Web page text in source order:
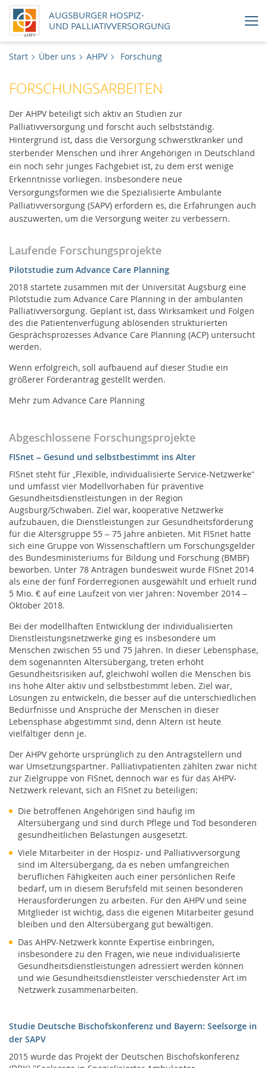
AUGSBURGER HOSPIZ-
UND PALLIATIVVERSORGUNG
Aktuelles
Handlungsfelder
Über uns
Uns unterstützen
Karriere
Newsletter
Online-Shop
Kontakt
Der AHPV
Jetzt spenden
AGB
Datenschutz
Start Über uns AHPV Forschung
FORSCHUNGSARBEITEN
Der AHPV beteiligt sich aktiv an Studien zur
Palliativversorgung und forscht auch selbstständig.
Hintergrund ist, dass die Versorgung schwerstkranker und
sterbender Menschen und ihrer Angehörigen in Deutschland
ein noch sehr junges Fachgebiet ist, zu dem erst wenige
Erkenntnisse vorliegen. Insbesondere neue
Versorgungsformen wie die Spezialisierte Ambulante
Palliativversorgung (SAPV) erfordern es, die Erfahrungen auch
auszuwerten, um die Versorgung weiter zu verbessern.
Laufende Forschungsprojekte
Pilotstudie zum Advance Care Planning
2018 startete zusammen mit der Universität Augsburg eine
Pilotstudie zum Advance Care Planning in der ambulanten
Palliativversorgung. Geplant ist, dass Wirksamkeit und Folgen
des die Patientenverfügung ablösenden strukturierten
Gesprächsprozesses Advance Care Planning (ACP) untersucht
werden.
Wenn erfolgreich, soll aufbauend auf dieser Studie ein
größerer Förderantrag gestellt werden.
Mehr zum Advance Care Planning
Abgeschlossene Forschungsprojekte
FISnet – Gesund und selbstbestimmt ins Alter
FISnet steht für „Flexible, individualisierte Service-Netzwerke“
und umfasst vier Modellvorhaben für präventive
Gesundheitsdienstleistungen in der Region
Augsburg/Schwaben. Ziel war, kooperative Netzwerke
aufzubauen, die Dienstleistungen zur Gesundheitsförderung
für die Altersgruppe 55 – 75 Jahre anbieten. Mit FISnet hatte
sich eine Gruppe von Wissenschaftlern um Forschungsgelder
des Bundesministeriums für Bildung und Forschung (BMBF)
beworben. Unter 78 Anträgen bundesweit wurde FISnet 2014
als eine der fünf Förderregionen ausgewählt und erhielt rund
5 Mio. € auf eine Laufzeit von vier Jahren: November 2014 –
Oktober 2018.
Bei der modellhaften Entwicklung der individualisierten
Dienstleistungsnetzwerke ging es insbesondere um
Menschen zwischen 55 und 75 Jahren. In dieser Lebensphase,
dem sogenannten Altersübergang, treten erhöht
Gesundheitsrisiken auf, gleichwohl wollen die Menschen bis
ins hohe Alter aktiv und selbstbestimmt leben. Ziel war,
Lösungen zu entwickeln, die besser auf die unterschiedlichen
Bedürfnisse und Ansprüche der Menschen in dieser
Lebensphase abgestimmt sind, denn Altern ist heute
vielfältiger denn je.
Der AHPV gehörte ursprünglich zu den Antragstellern und
war Umsetzungspartner. Palliativpatienten zählten zwar nicht
zur Zielgruppe von FISnet, dennoch war es für das AHPV-
Netzwerk relevant, sich an FISnet zu beteiligen:
Die betroffenen Angehörigen sind häufig im
Altersübergang und sind durch Pflege und Tod besonderen
gesundheitlichen Belastungen ausgesetzt.
Viele Mitarbeiter in der Hospiz- und Palliativversorgung
sind im Altersübergang, da es neben umfangreichen
beruflichen Fähigkeiten auch einer persönlichen Reife
bedarf, um in diesem Berufsfeld mit seinen besonderen
Herausforderungen zu arbeiten. Für den AHPV und seine
Mitglieder ist wichtig, dass die eigenen Mitarbeiter gesund
bleiben und den Altersübergang gut bewältigen.
Das AHPV-Netzwerk konnte Expertise einbringen,
insbesondere zu den Fragen, wie neue individualisierte
Gesundheitsdienstleistungen adressiert werden können
und wie Gesundheitsdienstleister verschiedenster Art im
Netzwerk zusammenarbeiten.
Studie Deutsche Bischofskonferenz und Bayern: Seelsorge in
der SAPV
2015 wurde das Projekt der Deutschen Bischofskonferenz